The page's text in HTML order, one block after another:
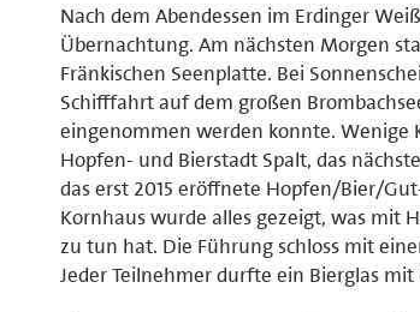
Nach dem Abendessen im Erdinger
Übernachtung. Am nächsten Morgen
Fränkischen Seenplatte. Bei
Schifffahrt auf dem großen
eingenommen werden konnte.
Hopfen- und Bierstadt Spalt, das
das erst 2015 eröffnete Hopfen/Bier/
Kornhaus wurde alles gezeigt, was mit
zu tun hat. Die Führung schloss mit
Jeder Teilnehmer durfte ein Bierglas